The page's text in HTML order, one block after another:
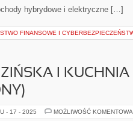
hybrydowe i elektryczne […]
FINANSOWE I
I
- 17 - 2025 MOŻLIWOŚĆ